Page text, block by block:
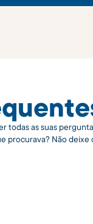
todas as suas
procurava? Não deixe